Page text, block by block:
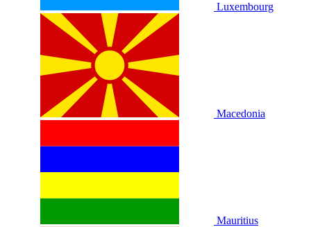
Luxembourg
Macedonia
Mauritius